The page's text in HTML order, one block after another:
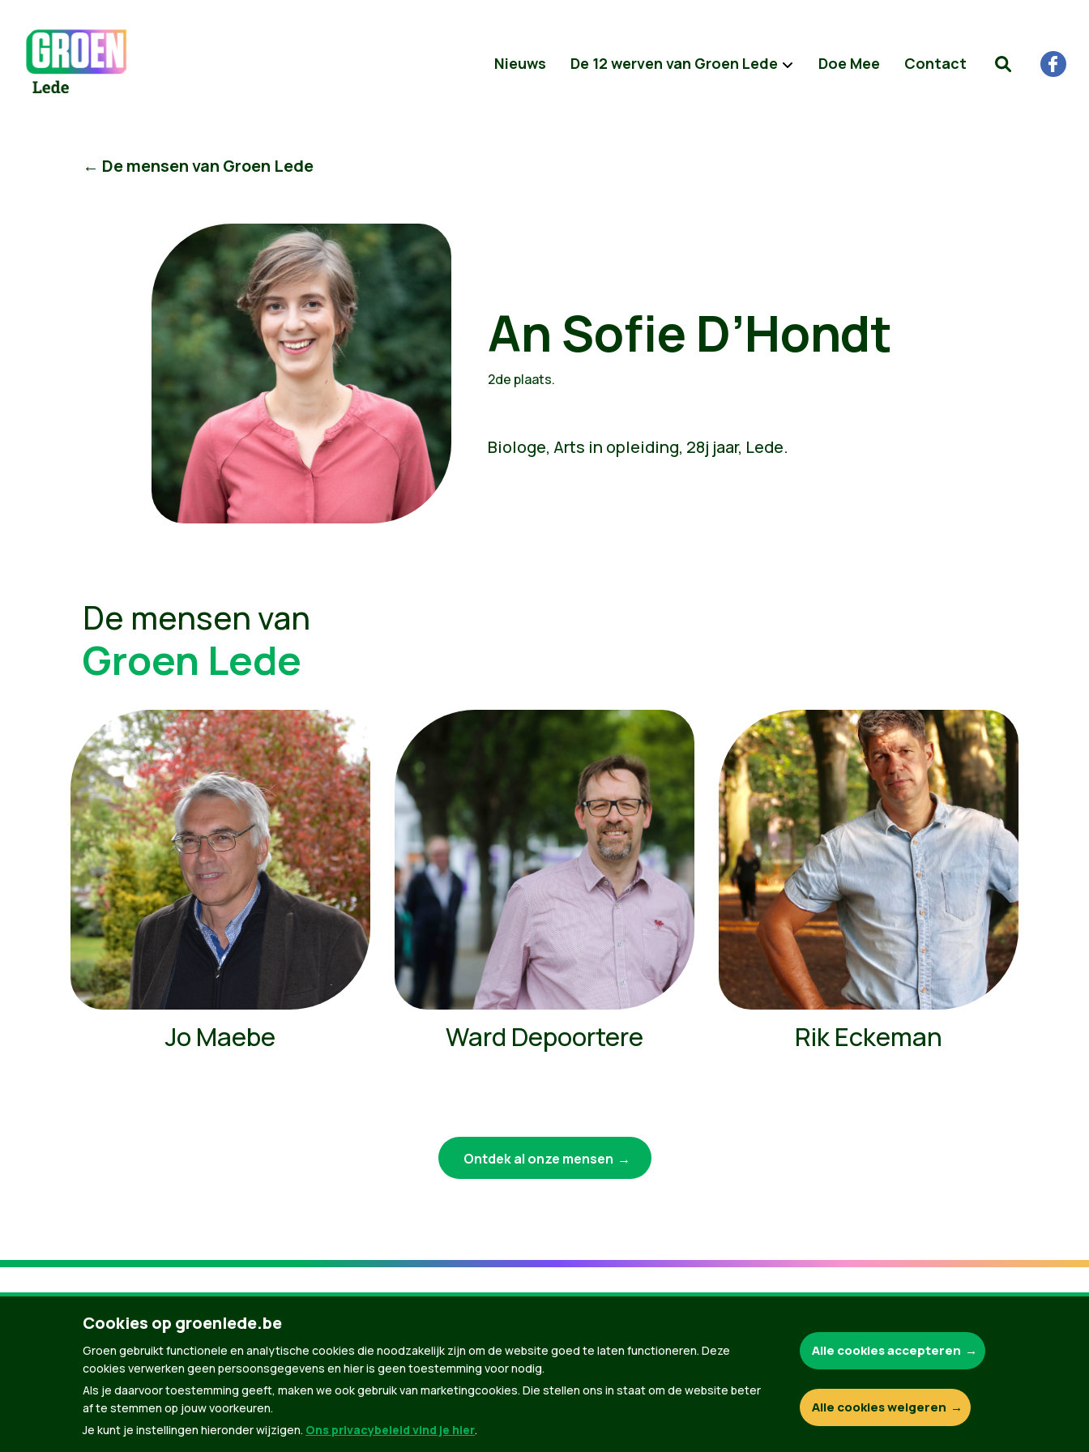
Nieuws De 12 werven van Groen Lede Doe Mee Contact
← De mensen van Groen Lede
An Sofie D’Hondt
2de plaats.
Biologe, Arts in opleiding, 28j jaar, Lede.
De mensen van
Groen Lede
Jo Maebe Ward Depoortere Rik Eckeman
Ontdek al onze mensen
Groen.be
© Copyright Groen 2026 | Gemaakt metNationBuilder| Gebouwd door
Cookies op groenlede.be
Groen gebruikt functionele en analytische cookies die noodzakelijk zijn om de website goed te laten functioneren. Deze
cookies verwerken geen persoonsgegevens en hier is geen toestemming voor nodig.
Als je daarvoor toestemming geeft, maken we ook gebruik van marketingcookies. Die stellen ons in staat om de website beter
af te stemmen op jouw voorkeuren.
Je kunt je instellingen hieronder wijzigen. Ons privacybeleid vind je hier.
Alle cookies accepteren
Alle cookies weigeren